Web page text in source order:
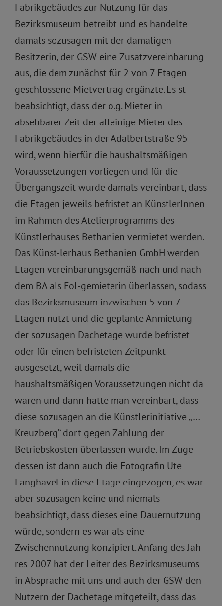
Fabrikgebäudes zur Nutzung für das
Bezirksmuseum betreibt und es handelte
damals sozusagen mit der damaligen
Besitzerin, der GSW eine Zusatzvereinbarung
aus, die dem zunächst für 2 von 7 Etagen
geschlossene Mietvertrag ergänzte. Es st
beabsichtigt, dass der o.g. Mieter in
absehbarer Zeit der alleinige Mieter des
Fabrikgebäudes in der Adalbertstraße 95
wird, wenn hierfür die haushaltsmäßigen
Voraussetzungen vorliegen und für die
Übergangszeit wurde damals vereinbart, dass
die Etagen jeweils befristet an KünstlerInnen
im Rahmen des Atelierprogramms des
Künstlerhauses Bethanien vermietet werden.
Das Künst-lerhaus Bethanien GmbH werden
Etagen vereinbarungsgemäß nach und nach
dem BA als Fol-gemieterin überlassen, sodass
das Bezirksmuseum inzwischen 5 von 7
Etagen nutzt und die geplante Anmietung
der sozusagen Dachetage wurde befristet
oder für einen befristeten Zeitpunkt
ausgesetzt, weil damals die
haushaltsmäßigen Voraussetzungen nicht da
waren und dann hatte man vereinbart, dass
diese sozusagen an die Künstlerinitiative „…
Kreuzberg“ dort gegen Zahlung der
Betriebskosten überlassen wurde. Im Zuge
dessen ist dann auch die Fotografin Ute
Langhavel in diese Etage eingezogen, es war
aber sozusagen keine und niemals
beabsichtigt, dass dieses eine Dauernutzung
würde, sondern es war als eine
Zwischennutzung konzipiert. Anfang des Jah-
res 2007 hat der Leiter des Bezirksmuseums
in Absprache mit uns und auch der GSW den
Nutzern der Dachetage mitgeteilt, dass das